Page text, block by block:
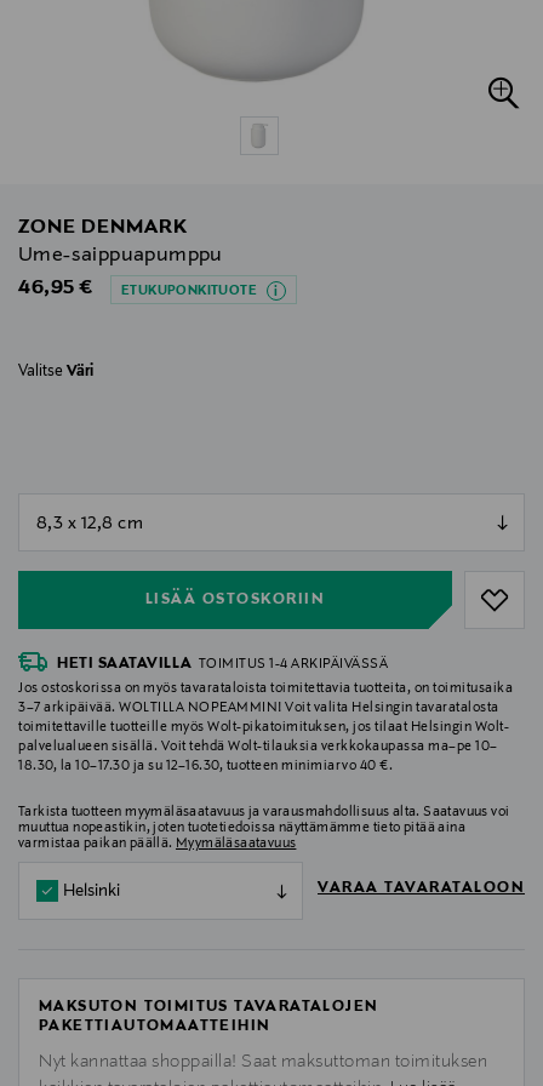
ZONE DENMARK
Ume-saippuapumppu
Original Price
46,95 € ETUKUPONKITUOTE
Valitse Väri
LISÄÄ OSTOSKORIIN
HETI SAATAVILLA
TOIMITUS 1-4 ARKIPÄIVÄSSÄ
Jos ostoskorissa on myös tavarataloista toimitettavia tuotteita, on toimitusaika
3–7 arkipäivää. WOLTILLA NOPEAMMIN! Voit valita Helsingin tavaratalosta
toimitettaville tuotteille myös Wolt-pikatoimituksen, jos tilaat Helsingin Wolt-
palvelualueen sisällä. Voit tehdä Wolt-tilauksia verkkokaupassa ma–pe 10–
18.30, la 10–17.30 ja su 12–16.30, tuotteen minimiarvo 40 €.
Tarkista tuotteen myymäläsaatavuus ja varausmahdollisuus alta. Saatavuus voi
muuttua nopeastikin, joten tuotetiedoissa näyttämämme tieto pitää aina
varmistaa paikan päällä. Myymäläsaatavuus
Helsinki VARAA TAVARATALOON
MAKSUTON TOIMITUS TAVARATALOJEN
PAKETTIAUTOMAATTEIHIN
Nyt kannattaa shoppailla! Saat maksuttoman toimituksen